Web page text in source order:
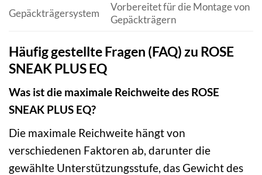
Gepäckträgersystem
Vorbereitet für die Montage von
Gepäckträgern
Häufig gestellte Fragen (FAQ) zu ROSE
SNEAK PLUS EQ
Was ist die maximale Reichweite des ROSE
SNEAK PLUS EQ?
Die maximale Reichweite hängt von
verschiedenen Faktoren ab, darunter die
gewählte Unterstützungsstufe, das Gewicht des